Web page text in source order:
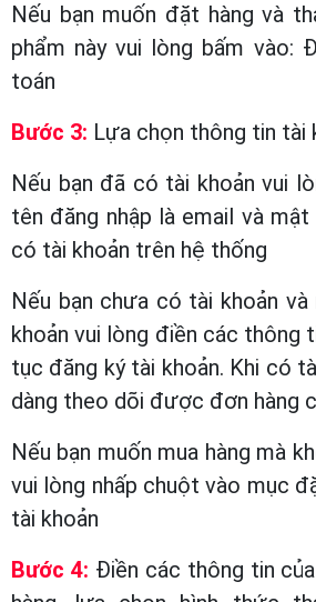
Nếu bạn muốn đặt hàng và
phẩm này vui lòng bấm vào:
toán
Bước 3: Lựa chọn thông tin tài
Nếu bạn đã có tài khoản vui
tên đăng nhập là email và
có tài khoản trên hệ thống
Nếu bạn chưa có tài khoản
khoản vui lòng điền các thông
tục đăng ký tài khoản. Khi có
dàng theo dõi được đơn hàng
Nếu bạn muốn mua hàng mà
vui lòng nhấp chuột vào mục
tài khoản
Bước 4: Điền các thông tin